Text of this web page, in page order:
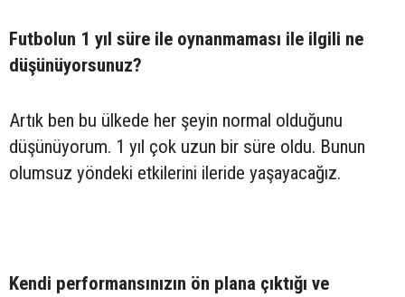
Futbolun 1 yıl süre ile oynanmaması ile ilgili ne
düşünüyorsunuz?
Artık ben bu ülkede her şeyin normal olduğunu
düşünüyorum. 1 yıl çok uzun bir süre oldu. Bunun
olumsuz yöndeki etkilerini ileride yaşayacağız.
Kendi performansınızın ön plana çıktığı ve